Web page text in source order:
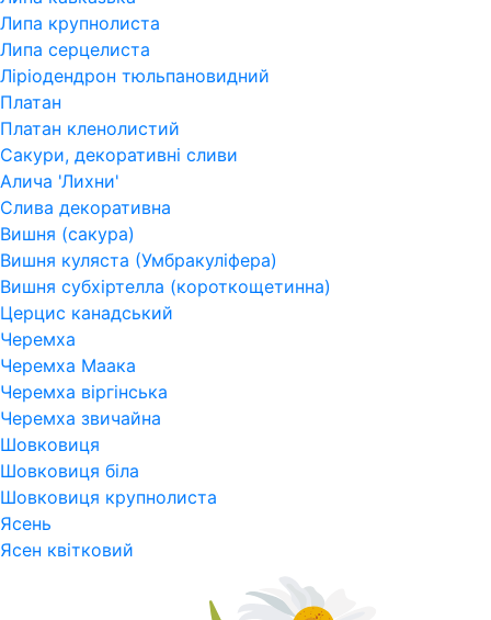
Липа крупнолиста
Липа серцелиста
Ліріодендрон тюльпановидний
Платан
Платан кленолистий
Сакури, декоративні сливи
Алича 'Лихни'
Слива декоративна
Вишня (сакура)
Вишня куляста (Умбракуліфера)
Вишня субхіртелла (короткощетинна)
Церцис канадський
Черемха
Черемха Маака
Черемха віргінська
Черемха звичайна
Шовковиця
Шовковиця біла
Шовковиця крупнолиста
Ясень
Ясен квітковий